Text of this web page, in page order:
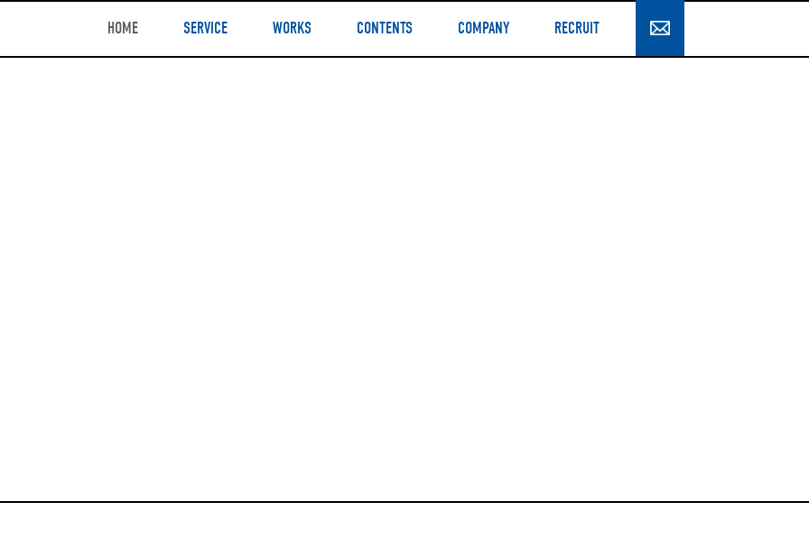
HOME SERVICE WORKS CONTENTS COMPANY RECRUIT